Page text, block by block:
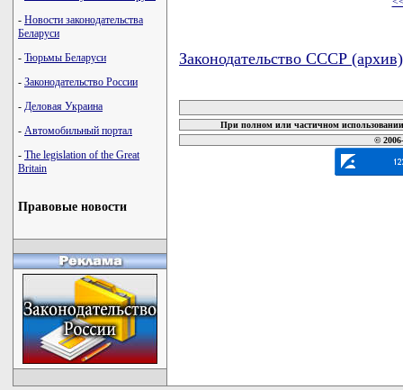
- Новости законодательства
Беларуси
- Тюрьмы Беларуси
- Законодательство России
- Деловая Украина
- Автомобильный портал
- The legislation of the Great
Britain
Правовые новости
Законодательство СССР (архив)
При полном или частичном
©